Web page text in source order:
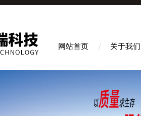
网站首页 关于我们